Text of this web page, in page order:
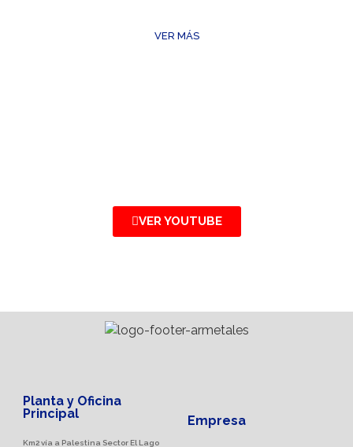
VER MÁS
VER YOUTUBE
Planta y Oficina
Principal
Km2 vía a Palestina Sector El Lago
Empresa